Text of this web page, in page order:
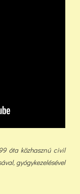
óta közhasznú civil
gyógykezelésével